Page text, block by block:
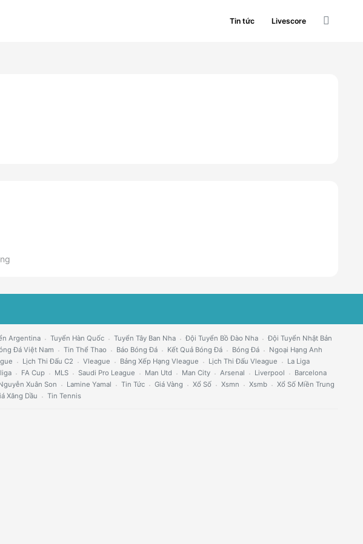
Tin tức Livescore
Argentina Tuyển Hàn Quốc Tuyển Tây Ban Nha Đội Tuyển Bồ Đào Nha
Đội Tuyển Nhật Bản
Đá Việt Nam Tin Thể Thao Báo Bóng Đá Kết Quả Bóng Đá Bóng Đá
Ngoại Hạng Anh
Lịch Thi Đấu C2 Vleague Bảng Xếp Hạng Vleague Lịch Thi Đấu Vleague
La Liga
FA Cup MLS Saudi Pro League Man Utd Man City Arsenal Liverpool
Barcelona
Xuân Son Lamine Yamal Tin Tức Giá Vàng Xổ Số Xsmn Xsmb
Xổ Số Miền Trung
Xăng Dầu Tin Tennis